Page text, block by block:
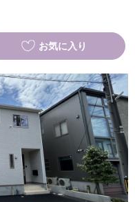
お気に入り